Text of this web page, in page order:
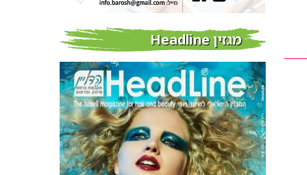
מגזין Headline